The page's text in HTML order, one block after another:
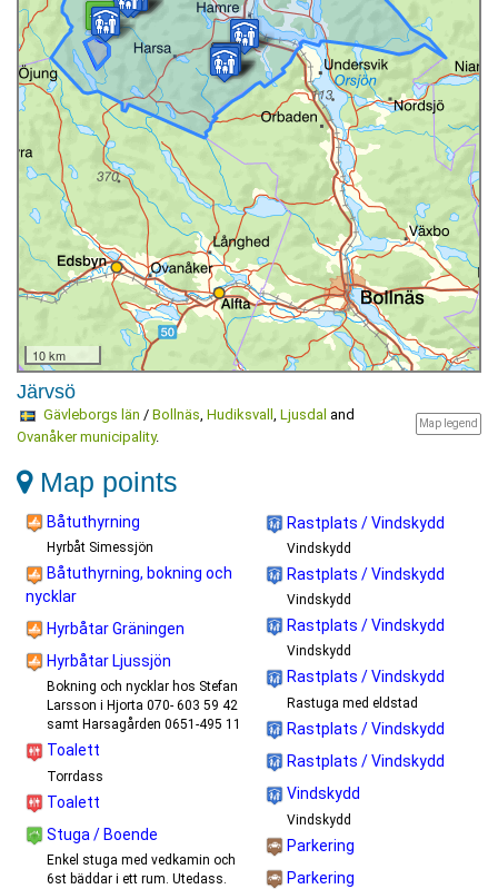
10 km
Järvsö
Map legend
Gävleborgs län / Bollnäs, Hudiksvall , Ljusdal and
Ovanåker municipality.
Map points
Båtuthyrning
Hyrbåt Simessjön
Båtuthyrning, bokning och
nycklar
Hyrbåtar Gräningen
Hyrbåtar Ljussjön
Bokning och nycklar hos Stefan
Larsson i Hjorta 070- 603 59 42
samt Harsagården 0651-495 11
Toalett
Torrdass
Toalett
Stuga / Boende
Enkel stuga med vedkamin och
6st bäddar i ett rum. Utedass.
Rastplats / Vindskydd
Vindskydd
Rastplats / Vindskydd
Vindskydd
Rastplats / Vindskydd
Vindskydd
Rastplats / Vindskydd
Rastuga med eldstad
Rastplats / Vindskydd
Rastplats / Vindskydd
Vindskydd
Vindskydd
Parkering
Parkering